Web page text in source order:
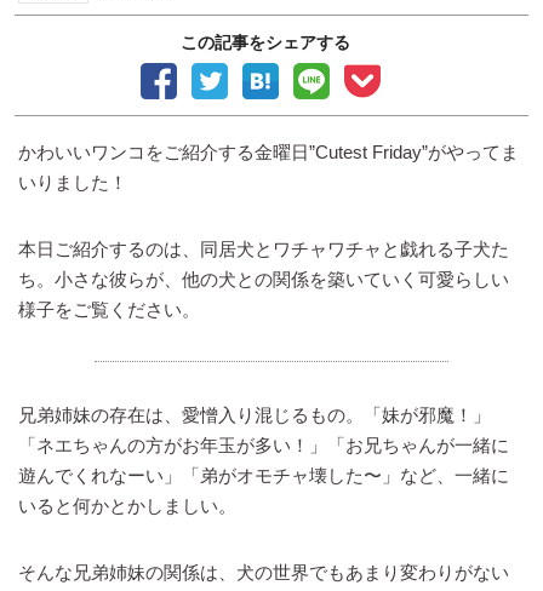
この記事をシェアする
かわいいワンコをご紹介する金曜日”Cutest Friday”がやってま
いりました！
本日ご紹介するのは、同居犬とワチャワチャと戯れる子犬た
ち。小さな彼らが、他の犬との関係を築いていく可愛らしい
様子をご覧ください。
兄弟姉妹の存在は、愛憎入り混じるもの。「妹が邪魔！」
「ネエちゃんの方がお年玉が多い！」「お兄ちゃんが一緒に
遊んでくれなーい」「弟がオモチャ壊した〜」など、一緒に
いると何かとかしましい。
そんな兄弟姉妹の関係は、犬の世界でもあまり変わりがない